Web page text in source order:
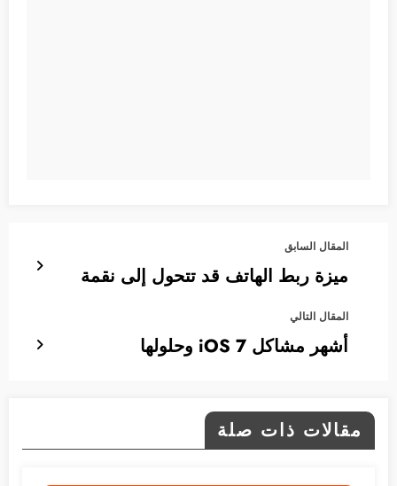
المقال السابق
ميزة ربط الهاتف قد تتحول إلى نقمة
المقال التالي
أشهر مشاكل iOS 7 وحلولها
مقالات ذات صلة